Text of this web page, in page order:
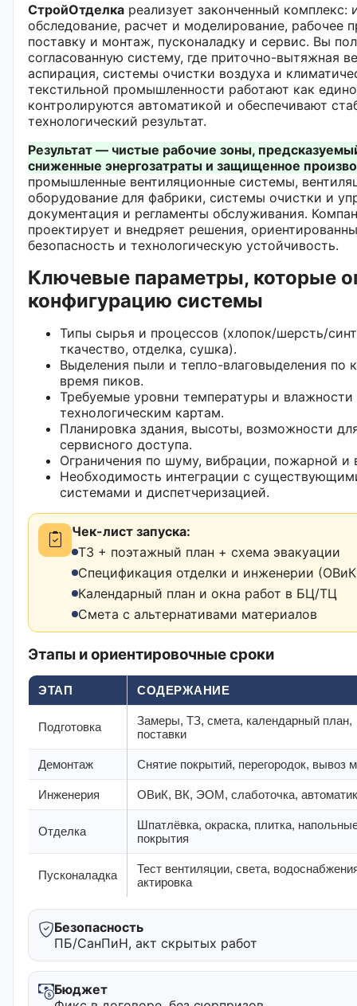
СтройОтделка реализует законченный комплекс:
обследование, расчет и моделирование, рабочее
поставку и монтаж, пусконаладку и сервис. Вы
согласованную систему, где приточно-вытяжная
аспирация, системы очистки воздуха и
текстильной промышленности работают как
контролируются автоматикой и обеспечивают
технологический результат.
Результат — чистые рабочие зоны,
сниженные энергозатраты и защищенное
промышленные вентиляционные системы,
оборудование для фабрики, системы очистки и
документация и регламенты обслуживания.
проектирует и внедряет решения,
безопасность и технологическую устойчивость.
Ключевые параметры, которые
конфигурацию системы
Типы сырья и процессов (хлопок/шерсть/
ткачество, отделка, сушка).
Выделения пыли и тепло-влаговыделения по
время пиков.
Требуемые уровни температуры и влажности
технологическим картам.
Планировка здания, высоты, возможности
сервисного доступа.
Ограничения по шуму, вибрации, пожарной и
Необходимость интеграции с
системами и диспетчеризацией.
Чек-лист запуска:
ТЗ + поэтажный план + схема эвакуации
Спецификация отделки и инженерии
Календарный план и окна работ в БЦ/ТЦ
Смета с альтернативами материалов
Этапы и ориентировочные сроки
ЭТАП СОДЕРЖАНИЕ
Подготовка
Замеры, ТЗ, смета, календарный план,
поставки
Демонтаж Снятие покрытий, перегородок, вывоз
Инженерия ОВиК, ВК, ЭОМ, слаботочка,
Отделка
Шпатлёвка, окраска, плитка,
покрытия
Пусконаладка
Тест вентиляции, света,
актировка
Безопасность
ПБ/СанПиН, акт скрытых работ
Бюджет